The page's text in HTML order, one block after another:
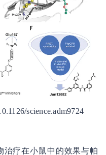
science.adm9724
治疗在小鼠中的效果与帕